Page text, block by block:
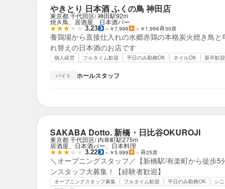
やきとり 日本酒 ふくの鳥 神田店
東京都 千代田区 神田駅92m
焼き鳥、居酒屋、日本酒バー
3.23 ～￥7,999 ～￥1,999 30席
養鶏場から直接仕入れの水郷赤鶏の本格炭火焼き鳥と
れ替えの日本酒のお店です
個人経営 フルタイム歓迎 平日のみ勤務OK ネイルOK 新卒歓迎
バイト ホールスタッフ
SAKABA Dotto. 新橋・日比谷OKUROJI
東京都 千代田区 内幸町駅275m
居酒屋、日本酒バー、日本料理
3.22 ～￥5,999 － 25席
＼オープニングスタッフ／【新橋駅/有楽町から徒歩5
ンスタッフ大募集！【経験者歓迎】
オープニングスタッフ募集 フルタイム歓迎 平日のみ勤務OK
シ